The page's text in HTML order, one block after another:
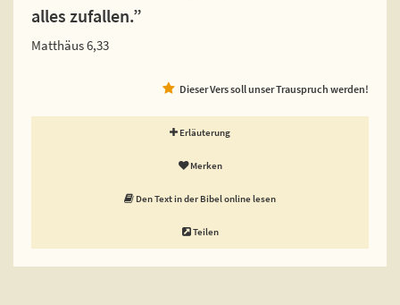
alles zufallen.”
Matthäus 6,33
Dieser Vers soll unser Trauspruch werden!
Erläuterung
Merken
Den Text in der Bibel online lesen
Teilen